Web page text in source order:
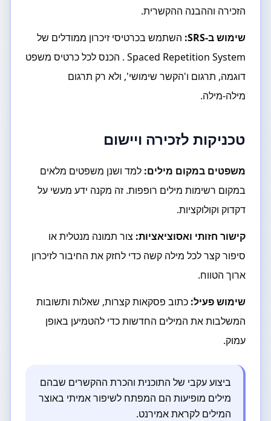
הזכירה וההבנה ההקשרית.
שימוש ב-SRS:
השתמש בכרטיסי זיכרון ממודלים של
Spaced Repetition System . הכנס לכל כרטיס משפט
דוגמה, תרגום ו'הקשר שימושי', ולא רק תרגום
מילה-מילה.
טכניקות לזכירה ויישום
משפטים במקום מילים: למד ושנן משפטים מלאים
במקום רשימות מילים רופפות. זה מקנה ידע מעשי על
דקדוק וקולוקציות.
קישור חזותי ואסוציאציות: צור תמונה מנטלית או
סיפור קצר לכל מילה קשה כדי לחזק את החיבור לזיכרון
ארוך הטווח.
שימוש פעיל: כתוב פסקאות קצרות, שאלות ותשובות
המשלבות את המילים החדשות כדי להטמיען באופן
עמוק.
ביצוע עקבי של התוכנית והכרת ההקשרים שבהם
מילים מופיעות הם המפתח לשיפור אמיתי באוצר
המילים לקראת אמירנט.